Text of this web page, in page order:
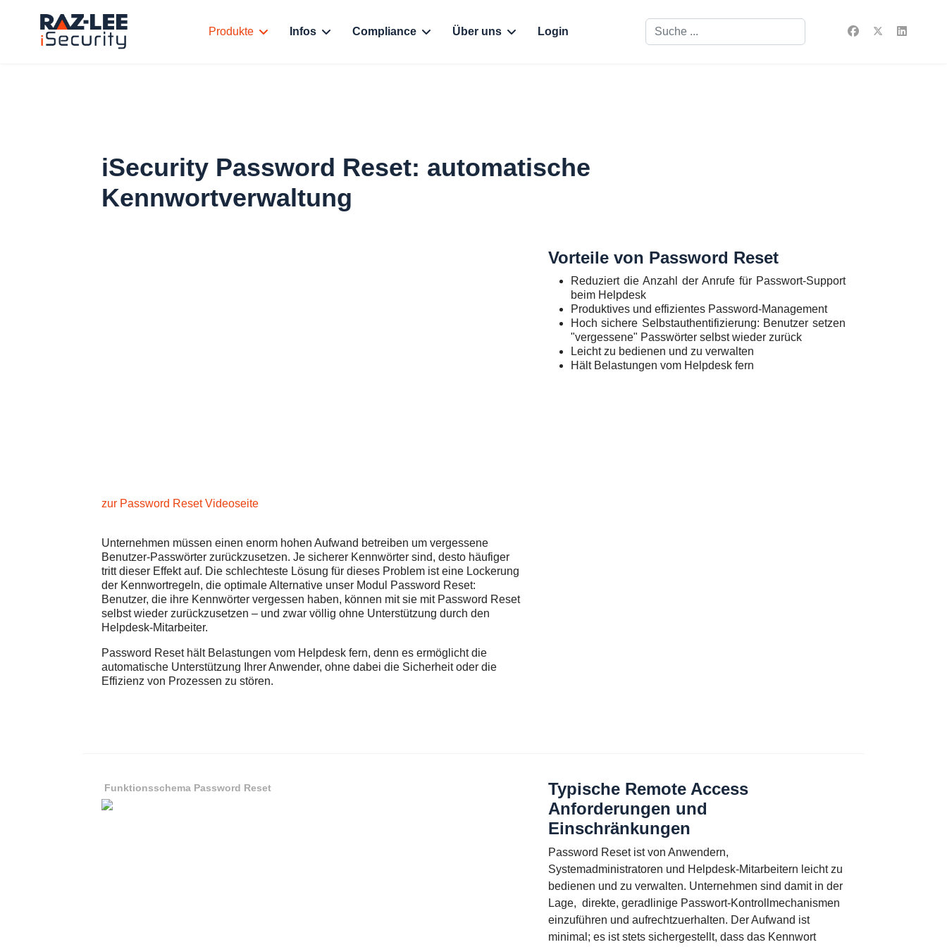
Produkte Infos Compliance Über uns Login Suchen
iSecurity Password Reset: automatische
Kennwortverwaltung
zur Password Reset Videoseite
Unternehmen müssen einen enorm hohen Aufwand betreiben um vergessene
Benutzer-Passwörter zurückzusetzen. Je sicherer Kennwörter sind, desto häufiger
tritt dieser Effekt auf. Die schlechteste Lösung für dieses Problem ist eine Lockerung
der Kennwortregeln, die optimale Alternative unser Modul Password Reset:
Benutzer, die ihre Kennwörter vergessen haben, können mit sie mit Password Reset
selbst wieder zurückzusetzen – und zwar völlig ohne Unterstützung durch den
Helpdesk-Mitarbeiter.
Password Reset hält Belastungen vom Helpdesk fern, denn es ermöglicht die
automatische Unterstützung Ihrer Anwender, ohne dabei die Sicherheit oder die
Effizienz von Prozessen zu stören.
Vorteile von Password Reset
Reduziert die Anzahl der Anrufe für Passwort-Support
beim Helpdesk
Produktives und effizientes Password-Management
Hoch sichere Selbstauthentifizierung: Benutzer setzen
"vergessene" Passwörter selbst wieder zurück
Leicht zu bedienen und zu verwalten
Hält Belastungen vom Helpdesk fern
Funktionsschema Password Reset
Typische Remote Access
Anforderungen und
Einschränkungen
Password Reset ist von Anwendern,
Systemadministratoren und Helpdesk-Mitarbeitern leicht zu
bedienen und zu verwalten. Unternehmen sind damit in der
Lage, direkte, geradlinige Passwort-Kontrollmechanismen
einzuführen und aufrechtzuerhalten. Der Aufwand ist
minimal; es ist stets sichergestellt, dass das Kennwort